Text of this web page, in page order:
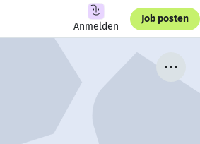
Anmelden
Job posten